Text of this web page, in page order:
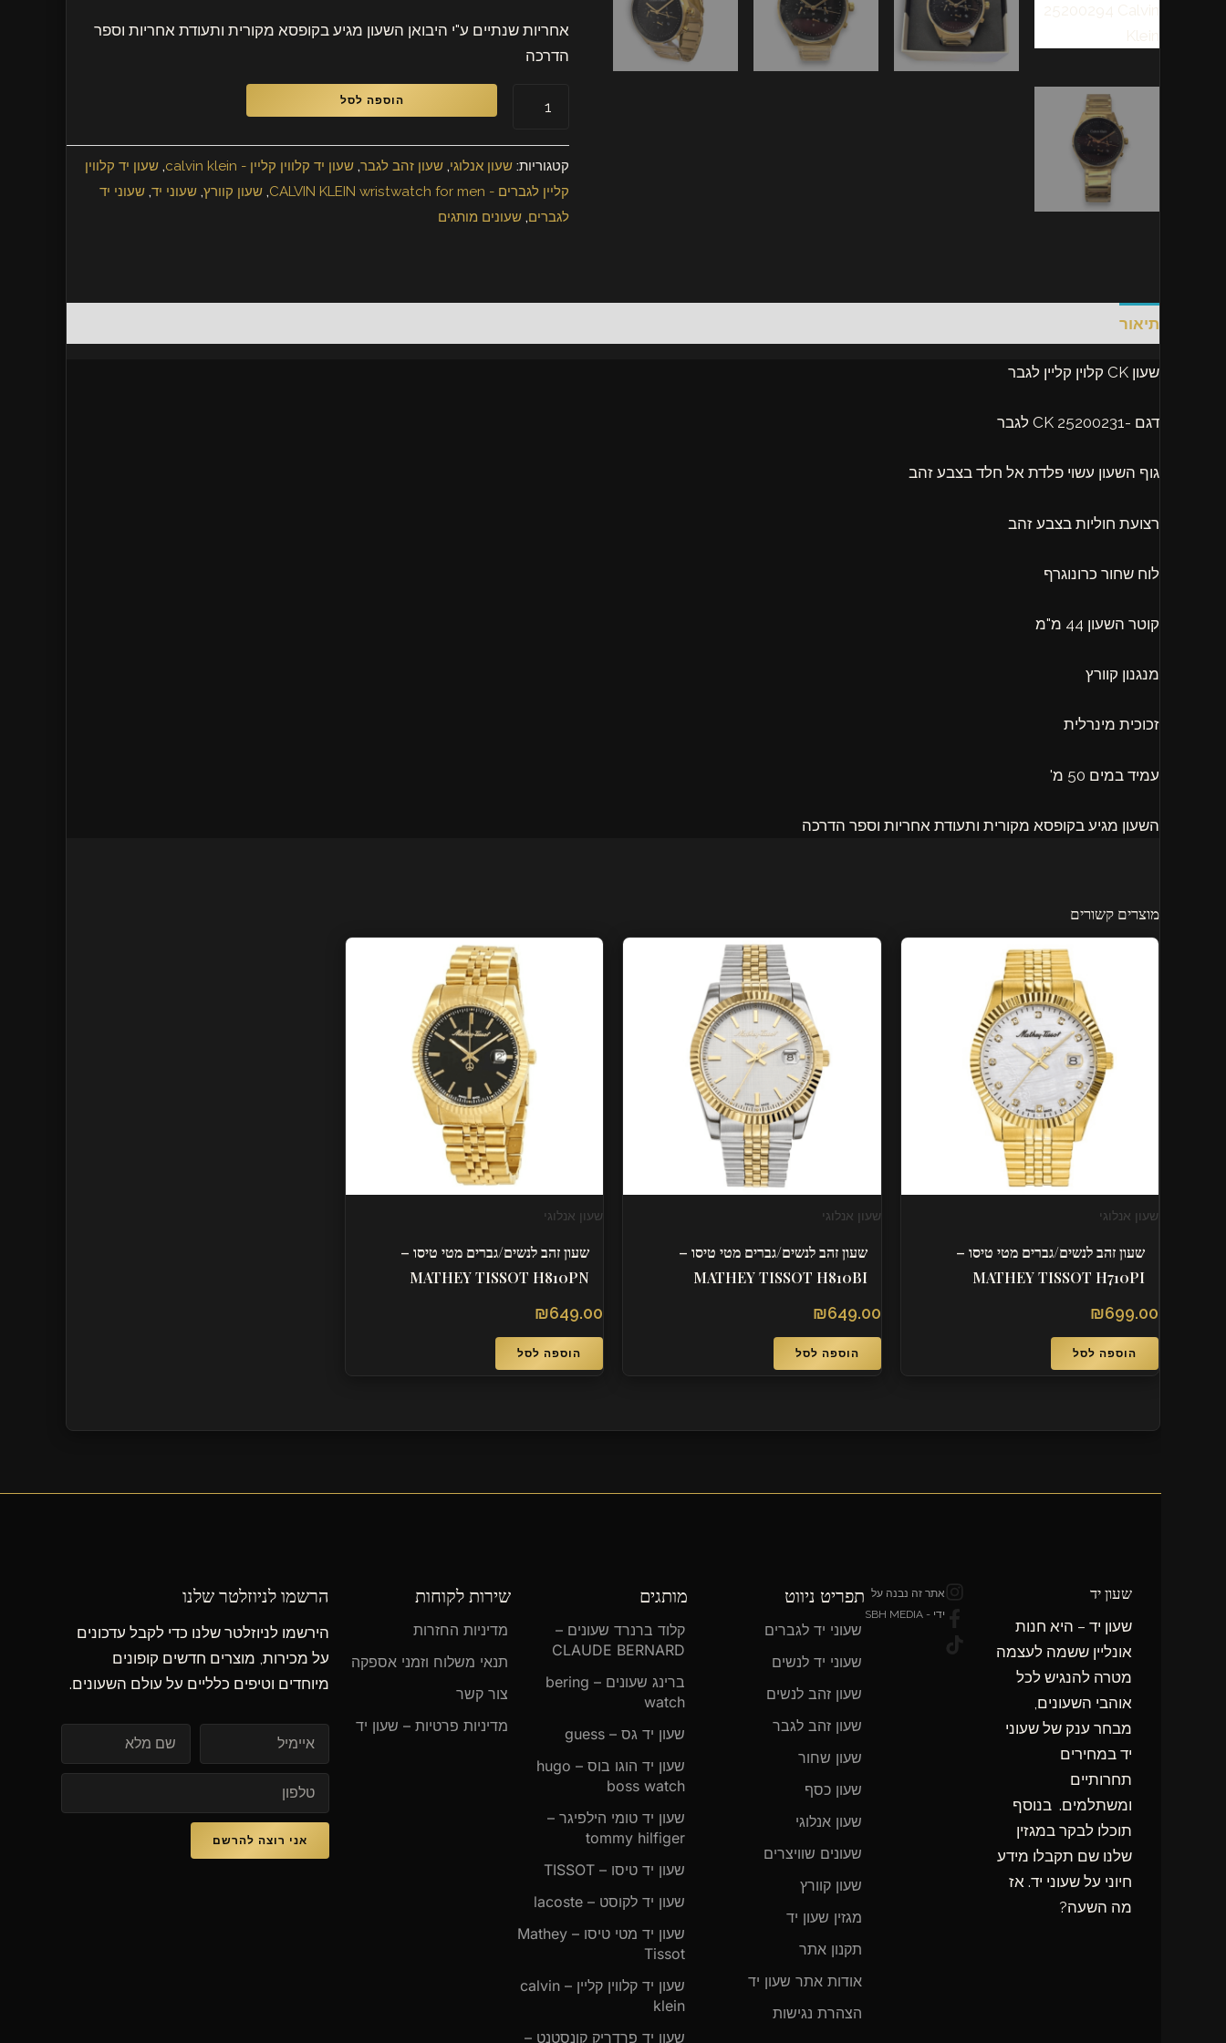
אחריות שנתיים ע"י היבואן השעון מגיע בקופסא מקורית ותעודת אחריות וספר
שעון אנלוגי ,שעון זהב לגבר,שעון יד קלווין קליין - calvin klein ,שעון יד קלווין
קליין לגברים - CALVIN KLEIN wristwatch for men
,שעון קוורץ,שעוני יד,שעוני יד
שעונים מותגים
חוות דעת (0)
גוף השעון עשוי פלדת אל חלד בצבע זהב
רצועת חוליות בצבע זהב
לוח שחור כרונוגרף
קוטר השעון 44 מ"מ
מנגנון קוורץ
זכוכית מינרלית
עמיד במים 50 מ'
השעון מגיע בקופסא מקורית ותעודת אחריות וספר הדרכה
מוצרים קשורים
שעון זהב לנשים/גברים מטי טיסו –
MATHEY TISSOT H710PI
₪
שעון זהב לנשים/גברים מטי טיסו –
MATHEY TISSOT H810BI
₪
שעון זהב לנשים/גברים מטי טיסו –
MATHEY TISSOT H810PN
₪
שעון יד – היא חנות
אונליין ששמה לעצמה
מטרה להנגיש לכל
אוהבי השעונים,
מבחר ענק של שעוני
יד במחירים
ומשתלמים. בנוסף
תוכלו לבקר במגזין
שלנו שם תקבלו מידע
חיוני על שעוני יד. אז
מה השעה?
s
t
a
g
a
c
e
b
o
k
k
t
o
k
אתר זה נבנה על תפריט ניווט
שעוני יד לגברים
שעוני יד לנשים
שעון זהב לנשים
שעון זהב לגבר
שעון אנלוגי
שעונים שוויצרים
מגזין שעון יד
אודות אתר שעון יד
הצהרת נגישות
קלוד ברנרד שעונים –
CLAUDE BERNARD
ברינג שעונים – bering
שעון יד גס – guess
שעון יד הוגו בוס – hugo
boss watch
שעון יד טומי הילפיגר –
tommy hilfiger
שעון יד טיסו – TISSOT
שעון יד לקוסט – lacoste
שעון יד מטי טיסו – Mathey
שעון יד קלווין קליין – calvin
שעון יד פרדריק קונסטנט –
שירות לקוחות
מדיניות החזרות
תנאי משלוח וזמני אספקה
מדיניות פרטיות – שעון יד
הרשמו לניוזלטר שלנו
הירשמו לניוזלטר שלנו כדי לקבל עדכונים
על מכירות, מוצרים חדשים קופונים
מיוחדים וטיפים כלליים על עולם השעונים.
איימיל
אני רוצה להרשם